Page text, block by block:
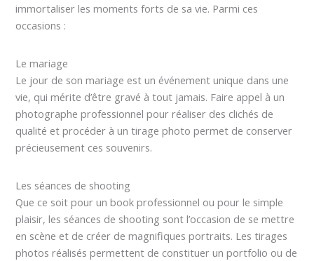
immortaliser les moments forts de sa vie. Parmi ces
occasions :
Le mariage
Le jour de son mariage est un événement unique dans une
vie, qui mérite d’être gravé à tout jamais. Faire appel à un
photographe professionnel pour réaliser des clichés de
qualité et procéder à un tirage photo permet de conserver
précieusement ces souvenirs.
Les séances de shooting
Que ce soit pour un book professionnel ou pour le simple
plaisir, les séances de shooting sont l’occasion de se mettre
en scène et de créer de magnifiques portraits. Les tirages
photos réalisés permettent de constituer un portfolio ou de